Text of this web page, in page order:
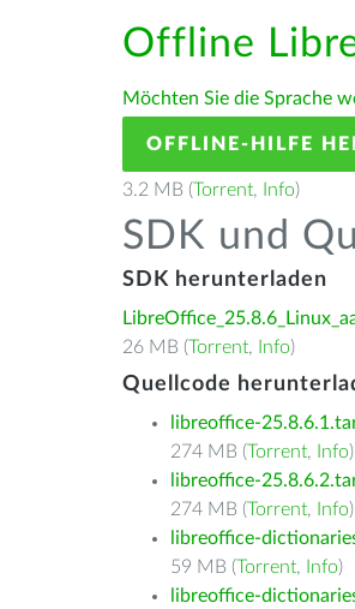
Offline
Möchten Sie die Sprache
OFFLINE-HILFE
3.2 MB (Torrent, Info)
SDK und
SDK herunterladen
26 MB (Torrent, Info)
Quellcode
libreoffice-
274 MB (Torrent, Info)
libreoffice-
274 MB (Torrent, Info)
libreoffice-
59 MB (Torrent, Info)
libreoffice-